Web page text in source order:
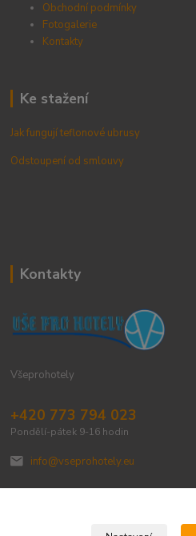
Obchodní podmínky
Fotogalerie
Kontakty
Ke stažení
Jak fungují teflonové ubrusy
Odstoupení od smlouvy
Kontakty
Všeprohotely
+420 773 794 023
Pondělí-pátek 9-16 hodin
info@vseprohotely.eu